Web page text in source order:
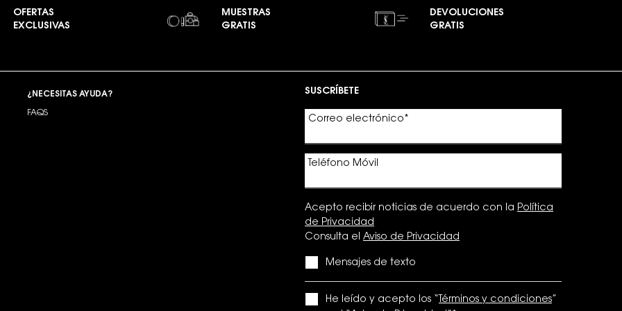
OFERTAS
EXCLUSIVAS
MUESTRAS
GRATIS
DEVOLUCIONES
GRATIS
¿NECESITAS AYUDA?
FAQS
SUSCRÍBETE
Correo electrónico *
Teléfono Móvil
Acepto recibir noticias de acuerdo con la Política
de Privacidad
Consulta el Aviso de Privacidad
Mensajes de texto
He leído y acepto los “ Términos y condiciones”